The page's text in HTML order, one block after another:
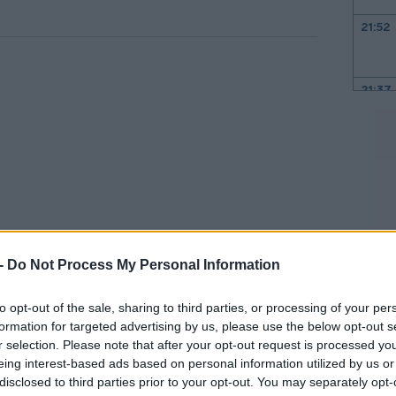
Do Not Process My Personal Information
opt-out of the sale, sharing to third parties, or processing of your
for targeted advertising by us, please use the below opt-out
selection. Please note that after your opt-out request is processed
interest-based ads based on personal information utilized by us
to third parties prior to your opt-out. You may separately
για επίσκεψη του Ζούκερμπεργκ στη
να συζητήσει θέματα τεχνητής
Τζέι Λι, και να συναντηθεί
χώρας, Γιουν Σουκ-γέολ. Λίγες μέρες
21:52
21:37
20:41
20:38